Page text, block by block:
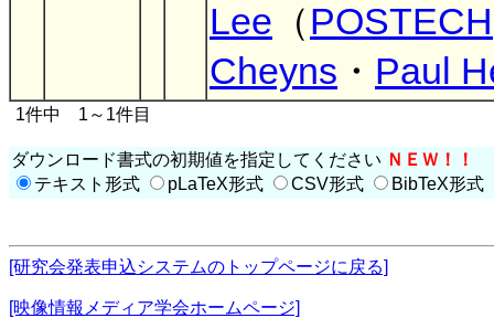
Lee （POSTECH
Cheyns ・ Paul
1件中 1～1件目
ダウンロード書式の初期値を指定してください ＮＥＷ！！
テキスト形式
pLaTeX形式 CSV形式 BibTeX形式
[研究会発表申込システムのトップページに戻る]
[映像情報メディア学会ホームページ]